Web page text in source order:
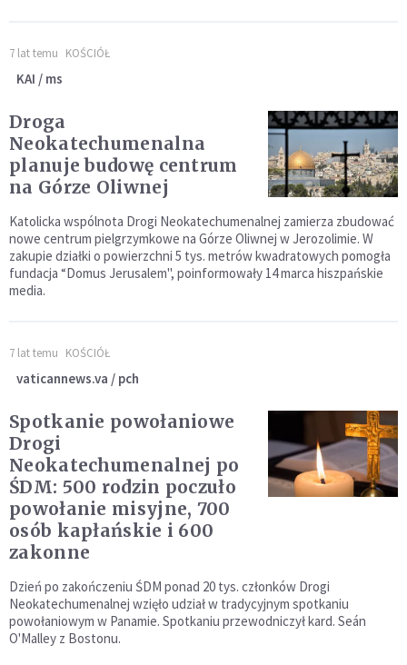
7 lat temu KOŚCIÓŁ
KAI / ms
Droga
Neokatechumenalna
planuje budowę centrum
na Górze Oliwnej
Katolicka wspólnota Drogi Neokatechumenalnej zamierza zbudować
nowe centrum pielgrzymkowe na Górze Oliwnej w Jerozolimie. W
zakupie działki o powierzchni 5 tys. metrów kwadratowych pomogła
fundacja “Domus Jerusalem", poinformowały 14 marca hiszpańskie
media.
7 lat temu KOŚCIÓŁ
vaticannews.va / pch
Spotkanie powołaniowe
Drogi
Neokatechumenalnej po
ŚDM: 500 rodzin poczuło
powołanie misyjne, 700
osób kapłańskie i 600
zakonne
Dzień po zakończeniu ŚDM ponad 20 tys. członków Drogi
Neokatechumenalnej wzięło udział w tradycyjnym spotkaniu
powołaniowym w Panamie. Spotkaniu przewodniczył kard. Seán
O'Malley z Bostonu.